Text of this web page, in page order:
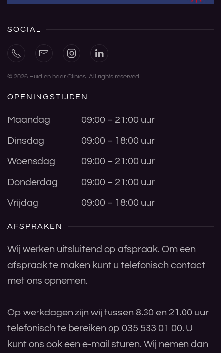
SOCIAL
© 2026 Huid en haar Clinics. All rights reserved.
OPENINGSTIJDEN
Maandag 09:00 – 21:00 uur
Dinsdag 09:00 – 18:00 uur
Woensdag 09:00 – 21:00 uur
Donderdag 09:00 – 21:00 uur
Vrijdag 09:00 – 18:00 uur
AFSPRAKEN
Wij werken uitsluitend op afspraak. Om een
afspraak te maken kunt u telefonisch contact
met ons opnemen.
Op werkdagen zijn wij tussen 8.30 en 21.00 uur
telefonisch te bereiken op 035 533 01 00. U
kunt ons ook een e-mail sturen. Wij nemen dan